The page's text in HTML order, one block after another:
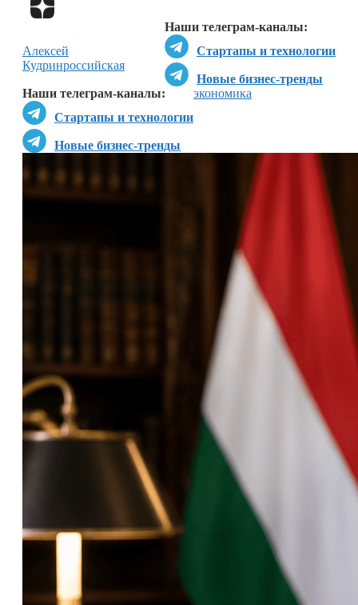
Наши телеграм-каналы:
Стартапы и технологии
Новые бизнес-тренды
Наши телеграм-каналы:
Стартапы и технологии
Новые бизнес-тренды
Алексей
Кудринроссийская
экономика